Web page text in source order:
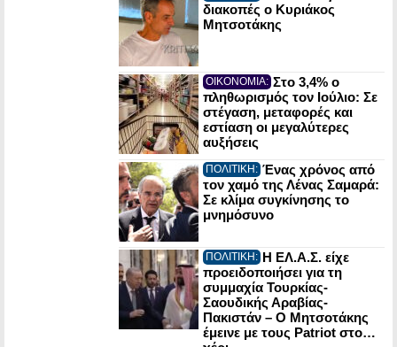
διακοπές ο Κυριάκος
Μητσοτάκης
ΟΙΚΟΝΟΜΙΑ: Στο 3,4% ο
πληθωρισμός τον Ιούλιο: Σε
στέγαση, μεταφορές και
εστίαση οι μεγαλύτερες
αυξήσεις
ΠΟΛΙΤΙΚΗ: Ένας χρόνος από
τον χαμό της Λένας Σαμαρά:
Σε κλίμα συγκίνησης το
μνημόσυνο
ΠΟΛΙΤΙΚΗ: Η ΕΛ.Α.Σ. είχε
προειδοποιήσει για τη
συμμαχία Τουρκίας-
Σαουδικής Αραβίας-
Πακιστάν – Ο Μητσοτάκης
έμεινε με τους Patriot στο…